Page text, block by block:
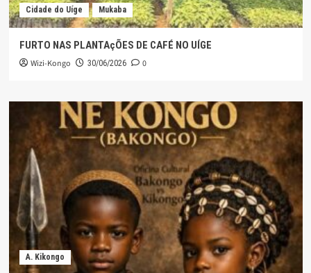
Cidade do Uíge Mukaba
FURTO NAS PLANTAçÕES DE CAFÉ NO UÍGE
Wizi-Kongo 30/06/2026 0
A. Kikongo